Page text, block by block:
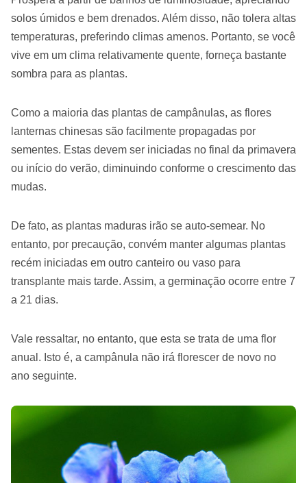
solos úmidos e bem drenados. Além disso, não tolera altas
temperaturas, preferindo climas amenos. Portanto, se você
vive em um clima relativamente quente, forneça bastante
sombra para as plantas.
Como a maioria das plantas de campânulas, as flores
lanternas chinesas são facilmente propagadas por
sementes. Estas devem ser iniciadas no final da primavera
ou início do verão, diminuindo conforme o crescimento das
mudas.
De fato, as plantas maduras irão se auto-semear. No
entanto, por precaução, convém manter algumas plantas
recém iniciadas em outro canteiro ou vaso para
transplante mais tarde. Assim, a germinação ocorre entre 7
a 21 dias.
Vale ressaltar, no entanto, que esta se trata de uma flor
anual. Isto é, a campânula não irá florescer de novo no
ano seguinte.